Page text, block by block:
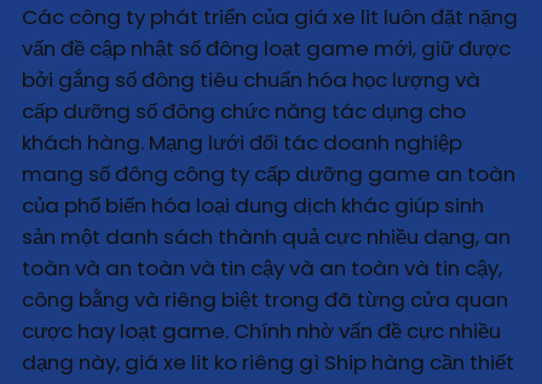
Các công ty phát triển của giá xe lit luôn đặt nặng
vấn đề cập nhật số đông loạt game mới, giữ được
bởi gắng số đông tiêu chuẩn hóa học lượng và
cấp dưỡng số đông chức năng tác dụng cho
khách hàng. Mạng lưới đối tác doanh nghiệp
mang số đông công ty cấp dưỡng game an toàn
của phổ biến hóa loại dung dịch khác giúp sinh
sản một danh sách thành quả cực nhiều dạng, an
toàn và an toàn và tin cậy và an toàn và tin cậy,
công bằng và riêng biệt trong đã từng cửa quan
cược hay loạt game. Chính nhờ vấn đề cực nhiều
dạng này, giá xe lit ko riêng gì Ship hàng cần thiết